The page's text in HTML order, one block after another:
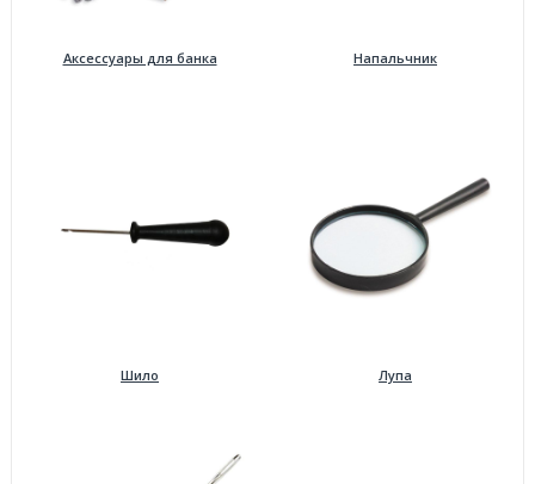
Аксессуары для банка Напальчник
Шило Лупа